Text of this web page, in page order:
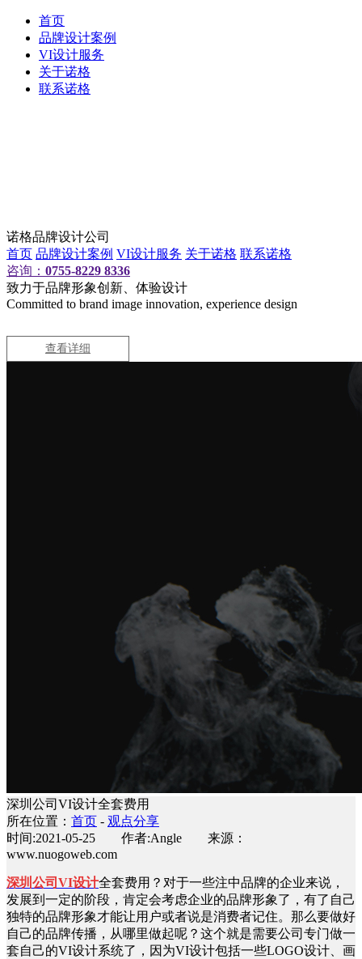
首页
品牌设计案例
VI设计服务
关于诺格
联系诺格
诺格品牌设计公司
首页 品牌设计案例 VI设计服务 关于诺格 联系诺格
咨询： 0755-8229 8336
致力于品牌形象创新、体验设计
Committed to brand image innovation, experience design
查看详细
深圳公司VI设计全套费用
所在位置： 首页 - 观点分享
时间:2021-05-25 作者:Angle 来源：
www.nuogoweb.com
深圳公司VI设计全套费用？对于一些注中品牌的企业来说，
发展到一定的阶段，肯定会考虑企业的品牌形象了，有了自己
独特的品牌形象才能让用户或者说是消费者记住。那么要做好
自己的品牌传播，从哪里做起呢？这个就是需要公司专门做一
套自己的VI设计系统了，因为VI设计包括一些LOGO设计、画